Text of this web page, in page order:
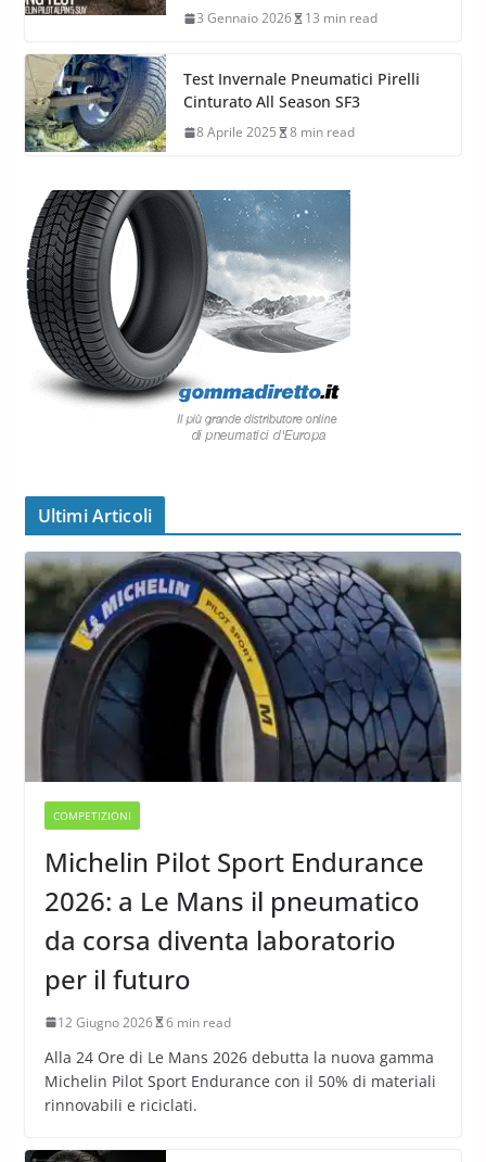
3 Gennaio 2026 13 min read
Test Invernale Pneumatici Pirelli
Cinturato All Season SF3
8 Aprile 2025 8 min read
Ultimi Articoli
COMPETIZIONI
Michelin Pilot Sport Endurance
2026: a Le Mans il pneumatico
da corsa diventa laboratorio
per il futuro
12 Giugno 2026 6 min read
Alla 24 Ore di Le Mans 2026 debutta la nuova gamma
Michelin Pilot Sport Endurance con il 50% di materiali
rinnovabili e riciclati.